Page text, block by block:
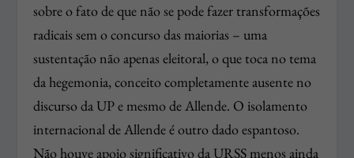
sobre o fato de que não se pode fazer transformações
radicais sem o concurso das maiorias – uma
sustentação não apenas eleitoral, o que toca no tema
da hegemonia, conceito completamente ausente no
discurso da UP e mesmo de Allende. O isolamento
internacional de Allende é outro dado espantoso.
Não houve apoio significativo da URSS menos ainda